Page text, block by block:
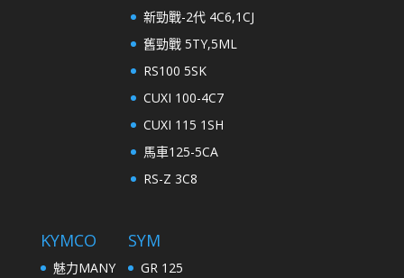
新勁戰-2代 4C6,1CJ
舊勁戰 5TY,5ML
RS100 5SK
CUXI 100-4C7
CUXI 115 1SH
馬車125-5CA
RS-Z 3C8
KYMCO
魅力MANY
SYM
GR 125